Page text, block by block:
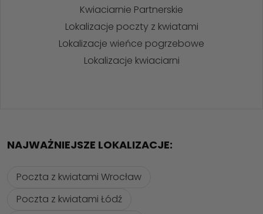
Kwiaciarnie Partnerskie
Lokalizacje poczty z kwiatami
Lokalizacje wieńce pogrzebowe
Lokalizacje kwiaciarni
NAJWAŻNIEJSZE LOKALIZACJE:
Poczta z kwiatami Wrocław
Poczta z kwiatami Łódź